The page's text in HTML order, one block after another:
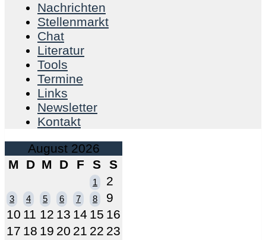
Nachrichten
Stellenmarkt
Chat
Literatur
Tools
Termine
Links
Newsletter
Kontakt
August 2026
M
D M D F S S
1 2
3 4 5 6 7 8
9
10 11 12 13 14 15 16
17 18 19 20 21 22 23